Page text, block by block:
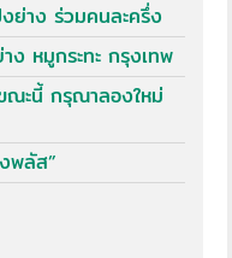
ย่าง ร่วมคนละครึ่ง
ง หมูกระทะ กรุงเทพ
ขณะนี้ กรุณาลองใหม่
พลัส”